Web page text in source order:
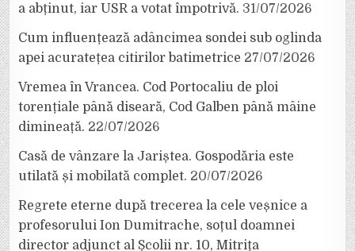
a abținut, iar USR a votat împotrivă. 31/07/2026
Cum influențează adâncimea sondei sub oglinda
apei acuratețea citirilor batimetrice 27/07/2026
Vremea în Vrancea. Cod Portocaliu de ploi
torențiale până diseară, Cod Galben până mâine
dimineață. 22/07/2026
Casă de vânzare la Jariștea. Gospodăria este
utilată și mobilată complet. 20/07/2026
Regrete eterne după trecerea la cele veșnice a
profesorului Ion Dumitrache, soțul doamnei
director adjunct al Școlii nr. 10, Mitrița